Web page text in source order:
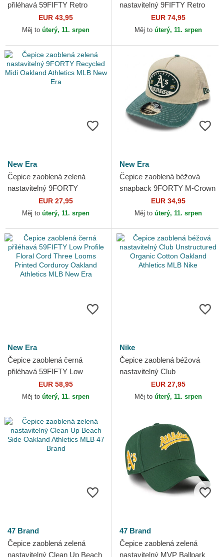
přiléhavá 59FIFTY Retro
Crown Linen Oakland
Athletics MLB New Era
EUR 43,95
Měj to úterý, 11. srpen
nastavitelný 9FIFTY Retro
Crown Heritage Series
Oakland Athletics MLB New
EUR 74,95
Měj to úterý, 11. srpen
New Era
Čepice zaoblená zelená
nastavitelný 9FORTY
Recycled Midi Oakland
Athletics MLB New Era
EUR 27,95
Měj to úterý, 11. srpen
New Era
Čepice zaoblená béžová
snapback 9FORTY M-Crown
A Frame Fray Oakland
Athletics MLB New Era
EUR 34,95
Měj to úterý, 11. srpen
New Era
Čepice zaoblená černá
přiléhavá 59FIFTY Low
Profile Floral Cord Three
Looms Printed Corduroy...
EUR 58,95
Měj to úterý, 11. srpen
Nike
Čepice zaoblená béžová
nastavitelný Club
Unstructured Organic Cotton
Oakland Athletics MLB Nike
EUR 27,95
Měj to úterý, 11. srpen
47 Brand
Čepice zaoblená zelená
nastavitelný Clean Up Beach
47 Brand
Čepice zaoblená zelená
nastavitelný MVP Ballpark